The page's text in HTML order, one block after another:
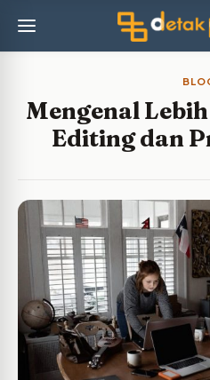
Mengenal
Editing dan